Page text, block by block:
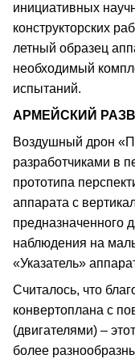
инициативных
конструкторских
летный образец
необходимый
испытаний.
АРМЕЙСКИЙ
Воздушный дрон
разработчиками в
прототипа
аппарата с
предназначенного
наблюдения на
«Указатель»
Считалось, что
конвертоплана с
(двигателями) –
более